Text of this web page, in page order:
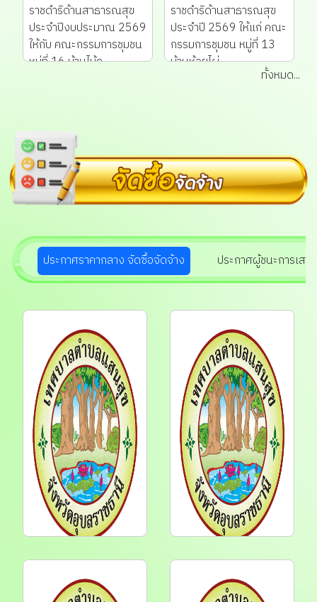
ราชดำริด้านสาธารณสุข
ประจำปีงบประมาณ 2569
ให้กับ คณะกรรมการชุมชน
หมู่ที่ 16 บ้านไม้ค...
ราชดำริด้านสาธารณสุข
ประจำปี 2569 ให้แก่ คณะ
กรรมการชุมชน หมู่ที่ 13
บ้านห้วยไผ่...
ทั้งหมด...
ประกาศราคากลาง จัดซื้อจัดจ้าง ประกาศผู้ชนะการเส
ประกาศราคากลาง จัดซื้อ
ประกาศราคากลาง